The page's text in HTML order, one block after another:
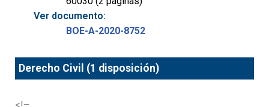
Ver documento:
BOE-A-2020-8752
Derecho Civil (1 disposición)
<!–